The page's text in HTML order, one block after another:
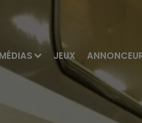
MÉDIAS JEUX